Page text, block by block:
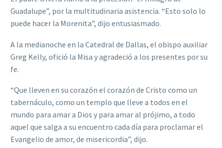
Guadalupe”, por la multitudinaria asistencia. “Esto solo lo
puede hacer la Morenita”, dijo entusiasmado.
A la medianoche en la Catedral de Dallas, el obispo auxiliar
Greg Kelly, ofició la Misa y agradeció a los presentes por su
fe.
“Que lleven en su corazón el corazón de Cristo como un
tabernáculo, como un templo que lleve a todos en el
mundo para amar a Dios y para amar al prójimo, a todo
aquel que salga a su encuentro cada día para proclamar el
Evangelio de amor, de misericordia”, dijo.